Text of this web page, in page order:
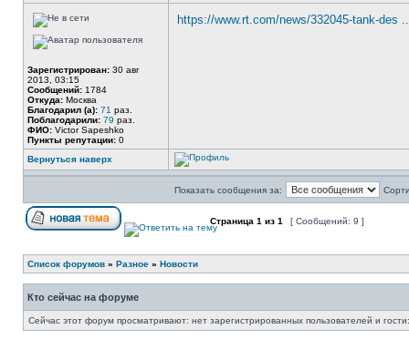
Зарегистрирован: 30 авг
2013, 03:15
Сообщений: 1784
Откуда: Москва
Благодарил (а): 71 раз.
Поблагодарили: 79 раз.
ФИО: Victor Sapeshko
Пункты репутации: 0
https://www.rt.com/news/332045-tank-des
Вернуться наверх
Показать сообщения за:
Страница 1 из 1 [ Сообщений: 9 ]
Список форумов » Разное » Новости
Кто сейчас на форуме
Сейчас этот форум просматривают: нет зарегистрированных пользователей и